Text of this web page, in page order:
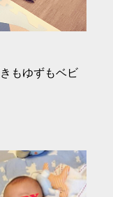
もゆずもベビ